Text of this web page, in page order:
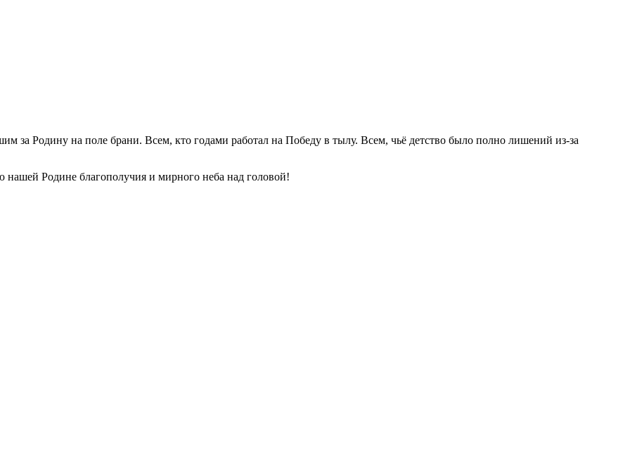
за Родину на поле брани. Всем, кто годами работал на Победу в тылу. Всем, чьё детство было полно лишений из-за
Родине благополучия и мирного неба над головой!